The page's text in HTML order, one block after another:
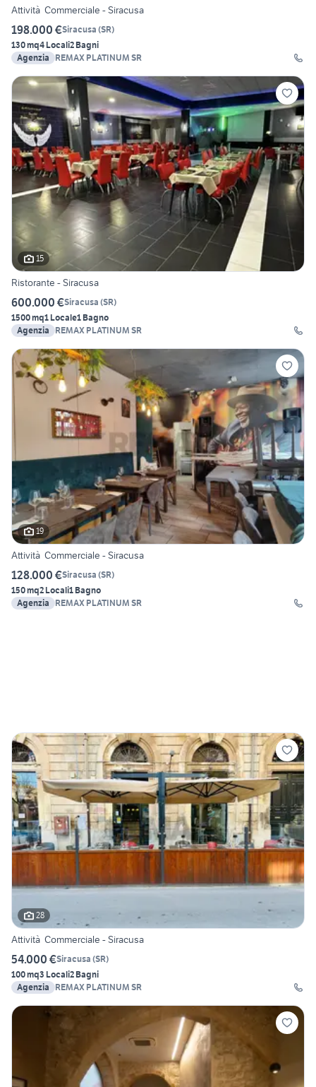
Attività Commerciale - Siracusa
198.000 €Siracusa (SR)
130 mq4 Locali2 Bagni
Agenzia
REMAX PLATINUM SR
15
Ristorante - Siracusa
600.000 €Siracusa (SR)
1500 mq1 Locale1 Bagno
Agenzia
REMAX PLATINUM SR
19
Attività Commerciale - Siracusa
128.000 €Siracusa (SR)
150 mq2 Locali1 Bagno
Agenzia
REMAX PLATINUM SR
28
Attività Commerciale - Siracusa
54.000 €Siracusa (SR)
100 mq3 Locali2 Bagni
Agenzia
REMAX PLATINUM SR